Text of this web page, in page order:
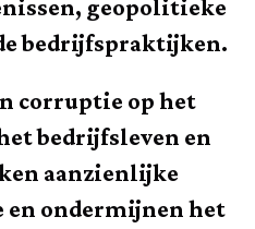
geopolitieke
bedrijfspraktijken.
corruptie op het
bedrijfsleven en
aanzienlijke
en ondermijnen het